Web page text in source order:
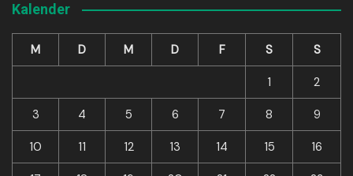
Kalender
M D M D F S S
1 2
3 4 5 6 7 8 9
10 11 12 13 14 15 16